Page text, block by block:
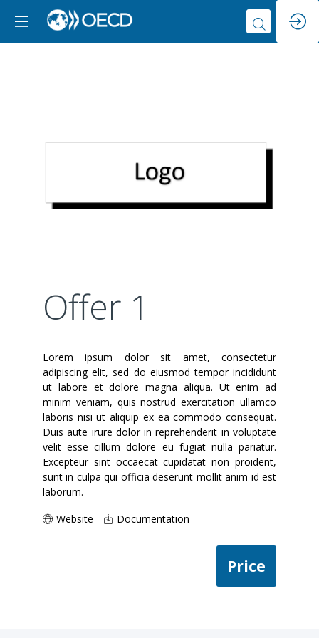
Offer 1
Lorem ipsum dolor sit amet, consectetur
adipiscing elit, sed do eiusmod tempor incididunt
ut labore et dolore magna aliqua. Ut enim ad
minim veniam, quis nostrud exercitation ullamco
laboris nisi ut aliquip ex ea commodo consequat.
Duis aute irure dolor in reprehenderit in voluptate
velit esse cillum dolore eu fugiat nulla pariatur.
Excepteur sint occaecat cupidatat non proident,
sunt in culpa qui officia deserunt mollit anim id est
laborum.
Website Documentation
Price